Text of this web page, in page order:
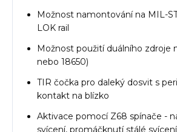
Možnost namontování na MIL-
LOK rail
Možnost použití duálního zdroje
nebo 18650)
TIR čočka pro daleký dosvit s
kontakt na blízko
Aktivace pomocí Z68 spínače -
svícení, promáčknutí stálé svícení